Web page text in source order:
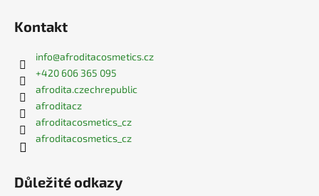
Kontakt
info@afroditacosmetics.cz
+420 606 365 095
afrodita.czechrepublic
afroditacz
afroditacosmetics_cz
afroditacosmetics_cz
Důležité odkazy